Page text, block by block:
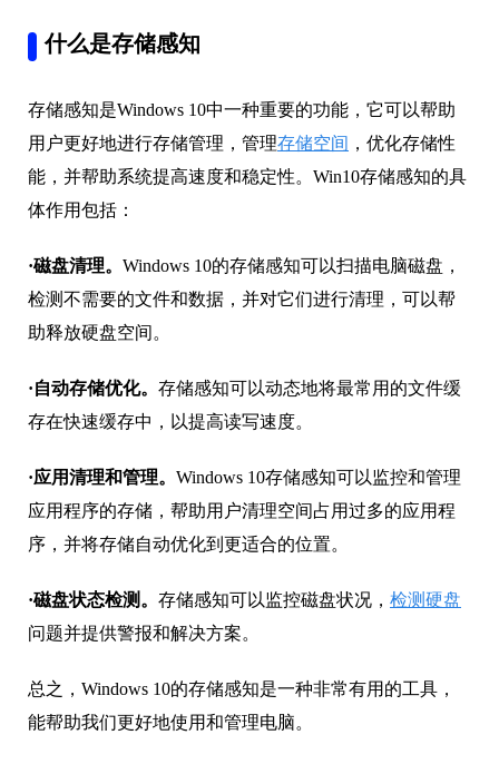
什么是存储感知
存储感知是Windows 10中一种重要的功能，它可以帮助
用户更好地进行存储管理，管理存储空间 ，优化存储性
能，并帮助系统提高速度和稳定性。Win10存储感知的具
体作用包括：
·磁盘清理。 Windows 10的存储感知可以扫描电脑磁盘，
检测不需要的文件和数据，并对它们进行清理，可以帮
助释放硬盘空间。
·自动存储优化。 存储感知可以动态地将最常用的文件缓
存在快速缓存中，以提高读写速度。
·应用清理和管理。 Windows 10存储感知可以监控和管理
应用程序的存储，帮助用户清理空间占用过多的应用程
序，并将存储自动优化到更适合的位置。
·磁盘状态检测。 存储感知可以监控磁盘状况， 检测硬盘
问题并提供警报和解决方案。
总之，Windows 10的存储感知是一种非常有用的工具，
能帮助我们更好地使用和管理电脑。